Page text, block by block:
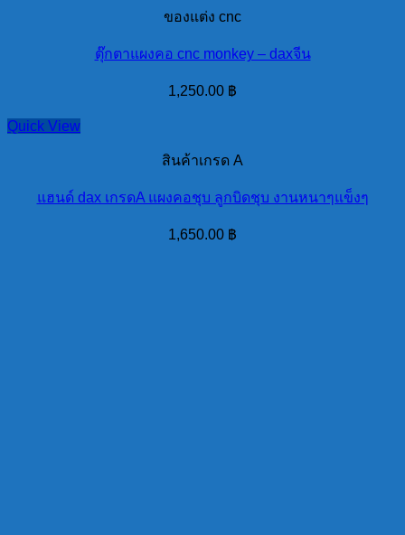
ของแต่ง cnc
ตุ๊กตาแผงคอ cnc monkey – daxจีน
1,250.00 ฿
Quick View
สินค้าเกรด A
แฮนด์ dax เกรดA แผงคอชุบ ลูกบิดชุบ งานหนาๆแข็งๆ
1,650.00 ฿